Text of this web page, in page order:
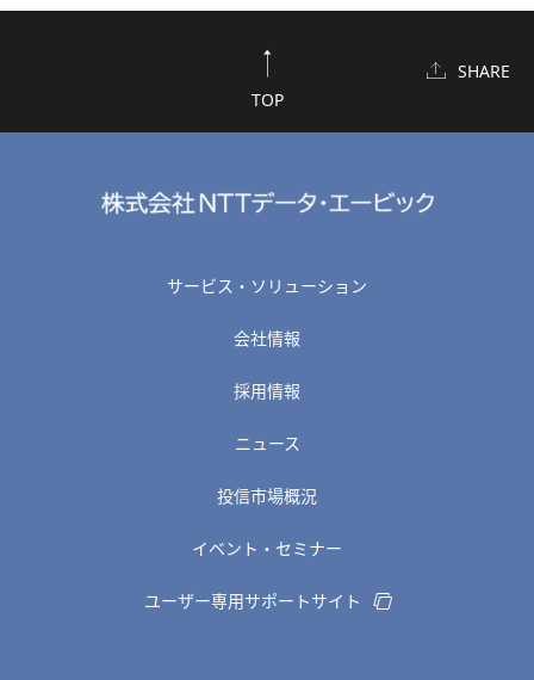
TOP
SHARE
サービス・ソリューション
会社情報
採用情報
ニュース
投信市場概況
イベント・セミナー
ユーザー専用サポートサイト